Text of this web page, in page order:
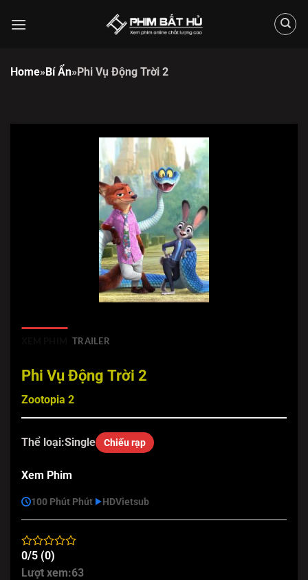
đến
Home»Bí Ẩn»Phi Vụ Động Trời 2
TRAILER
Phi Vụ Động Trời 2
Zootopia 2
Thể loại:Single Chiếu rạp
Xem Phim
100 Phút Phút HDVietsub
0/5 (0)
Lượt xem:63